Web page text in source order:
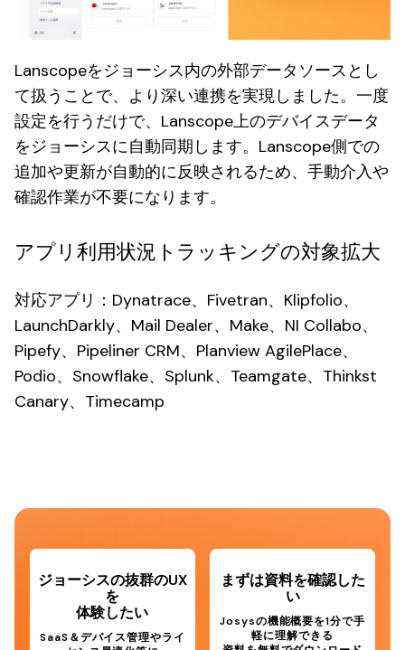
Lanscopeをジョーシス内の外部データソースとし
て扱うことで、より深い連携を実現しました。一度
設定を行うだけで、Lanscope上のデバイスデータ
をジョーシスに自動同期します。Lanscope側での
追加や更新が自動的に反映されるため、手動介入や
確認作業が不要になります。
アプリ利用状況トラッキングの対象拡大
対応アプリ ：Dynatrace、Fivetran、Klipfolio、
LaunchDarkly、Mail Dealer、Make、NI Collabo、
Pipefy、Pipeliner CRM、Planview AgilePlace、
Podio、Snowflake、Splunk、Teamgate、Thinkst
Canary、Timecamp
ジョーシスの抜群のUX
を
体験したい
SaaS＆デバイス管理やライ
まずは資料を確認した
い
Josysの機能概要を1分で手
軽に理解できる